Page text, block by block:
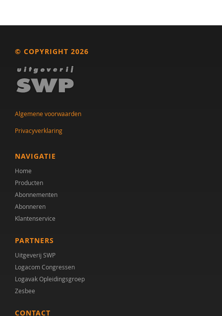
© COPYRIGHT 2026
Algemene voorwaarden
Privacyverklaring
NAVIGATIE
Home
Producten
Abonnementen
Abonneren
Klantenservice
PARTNERS
Uitgeverij SWP
Logacom Congressen
Logavak Opleidingsgroep
Zesbee
CONTACT